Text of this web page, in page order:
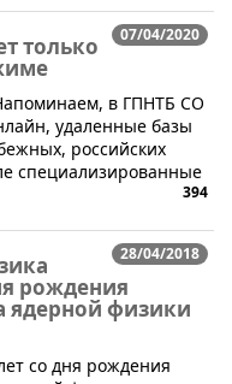
07/04/2020
только
в ГПНТБ СО
удаленные базы
российских
специализированные
394
28/04/2018
рождения
ядерной физики
со дня рождения